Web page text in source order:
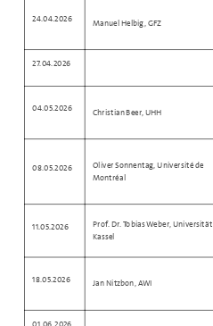
24.04.2026 Manuel Helbig, GFZ
27.04.2026
04.05.2026 Christian Beer, UHH
08.05.2026
Oliver Sonnentag, Université de
Montréal
11.05.2026
Prof. Dr. Tobias Weber, Universität
Kassel
18.05.2026 Jan Nitzbon, AWI